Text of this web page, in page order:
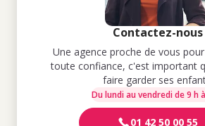
Contactez-nous
Une agence proche de vous
toute confiance, c'est important
faire garder ses
Du lundi au vendredi de 9 h
01 42 50 00 55